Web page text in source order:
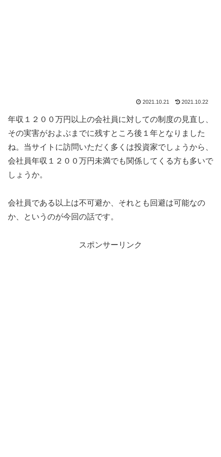
2021.10.21 2021.10.22
年収１２００万円以上の会社員に対しての制度の見直し、
その実害がおよぶまでに残すところ後１年となりました
ね。当サイトに訪問いただく多くは投資家でしょうから、
会社員年収１２００万円未満でも関係してくる方も多いで
しょうか。
会社員である以上は不可避か、それとも回避は可能なの
か、というのが今回の話です。
スポンサーリンク